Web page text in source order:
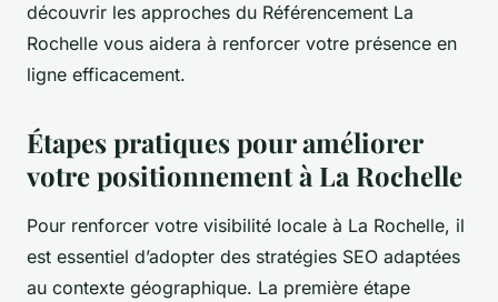
découvrir les approches du Référencement La
Rochelle vous aidera à renforcer votre présence en
ligne efficacement.
Étapes pratiques pour améliorer
votre positionnement à La Rochelle
Pour renforcer votre visibilité locale à La Rochelle, il
est essentiel d’adopter des stratégies SEO adaptées
au contexte géographique. La première étape